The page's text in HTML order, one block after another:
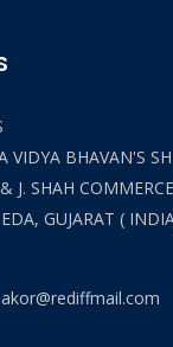
VIDYA BHAVAN'S
J. SHAH
GUJARAT (